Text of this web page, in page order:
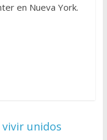
en Nueva York.
unidos